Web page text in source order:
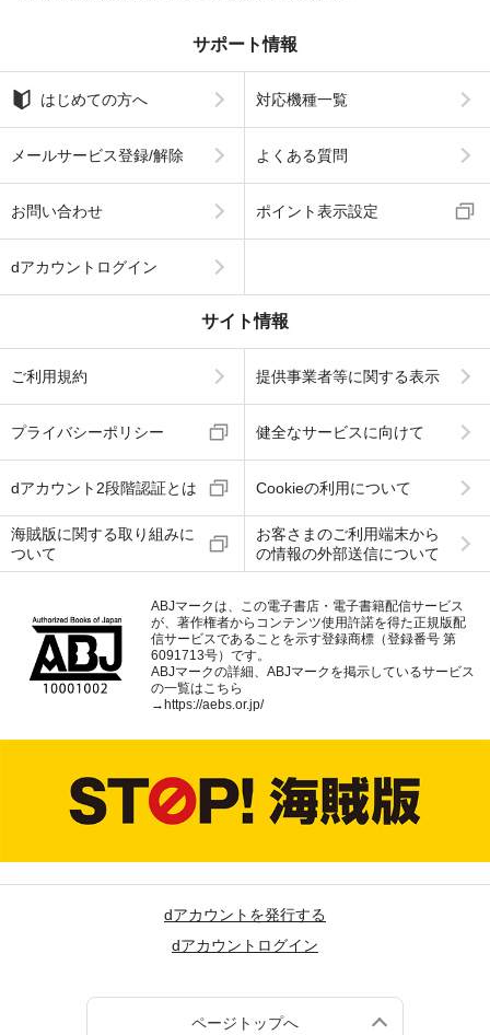
サポート情報
はじめての方へ 対応機種一覧
メールサービス登録/解除 よくある質問
お問い合わせ ポイント表示設定
dアカウントログイン
サイト情報
ご利用規約 提供事業者等に関する表示
プライバシーポリシー 健全なサービスに向けて
dアカウント2段階認証とは Cookieの利用について
海賊版に関する取り組みに
ついて
お客さまのご利用端末から
の情報の外部送信について
ABJマークは、この電子書店・電子書籍配信サービス
が、著作権者からコンテンツ使用許諾を得た正規版配
信サービスであることを示す登録商標（登録番号 第
6091713号）です。
ABJマークの詳細、ABJマークを掲示しているサービス
の一覧はこちら
→https://aebs.or.jp/
dアカウントを発行する
dアカウントログイン
ページトップへ